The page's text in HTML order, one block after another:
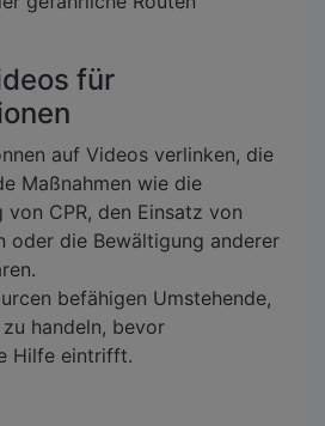
für
auf Videos verlinken, die
Maßnahmen wie die
von CPR, den Einsatz von
oder die Bewältigung anderer
befähigen Umstehende,
handeln, bevor
Hilfe eintrifft.